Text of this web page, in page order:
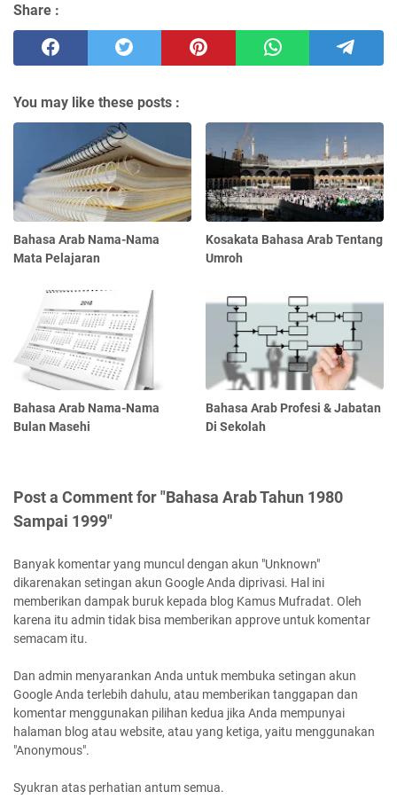
Share :
You may like these posts :
Bahasa Arab Nama-Nama
Mata Pelajaran
Kosakata Bahasa Arab Tentang
Umroh
Bahasa Arab Nama-Nama
Bulan Masehi
Bahasa Arab Profesi & Jabatan
Di Sekolah
Post a Comment for "Bahasa Arab Tahun 1980
Sampai 1999"
Banyak komentar yang muncul dengan akun "Unknown"
dikarenakan setingan akun Google Anda diprivasi. Hal ini
memberikan dampak buruk kepada blog Kamus Mufradat. Oleh
karena itu admin tidak bisa memberikan approve untuk komentar
semacam itu.
Dan admin menyarankan Anda untuk membuka setingan akun
Google Anda terlebih dahulu, atau memberikan tanggapan dan
komentar menggunakan pilihan kedua jika Anda mempunyai
halaman blog atau website, atau yang ketiga, yaitu menggunakan
"Anonymous".
Syukran atas perhatian antum semua.